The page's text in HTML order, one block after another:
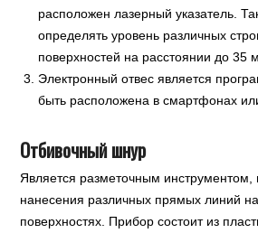
расположен лазерный указатель.
определять уровень различных
поверхностей на расстоянии до 35 м.
Электронный отвес является
быть расположена в смартфонах
Отбивочный шнур
Является разметочным
нанесения различных прямых линий
поверхностях. Прибор состоит из